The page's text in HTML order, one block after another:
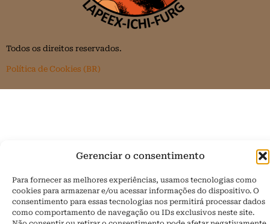
Gerenciar o consentimento
Para fornecer as melhores experiências, usamos tecnologias como
cookies para armazenar e/ou acessar informações do dispositivo. O
consentimento para essas tecnologias nos permitirá processar dados
como comportamento de navegação ou IDs exclusivos neste site.
Todos os direitos reservados.
Política de Cookies (BR)